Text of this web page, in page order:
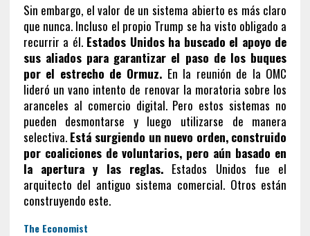
Sin embargo, el valor de un sistema abierto es más claro
que nunca. Incluso el propio Trump se ha visto obligado a
recurrir a él. Estados Unidos ha buscado el apoyo de
sus aliados para garantizar el paso de los buques
por el estrecho de Ormuz.En la reunión de la OMC
lideró un vano intento de renovar la moratoria sobre los
aranceles al comercio digital. Pero estos sistemas no
pueden desmontarse y luego utilizarse de manera
selectiva. Está surgiendo un nuevo orden, construido
por coaliciones de voluntarios, pero aún basado en
la apertura y las reglas. Estados Unidos fue el
arquitecto del antiguo sistema comercial. Otros están
construyendo este.
The Economist